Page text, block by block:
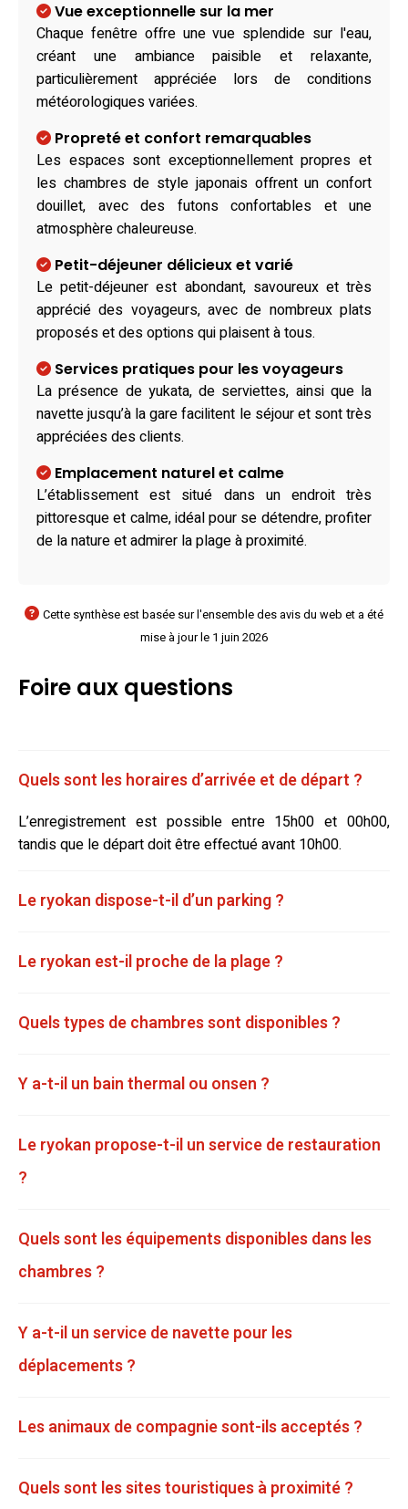
Vue exceptionnelle sur la mer
Chaque fenêtre offre une vue splendide sur l'eau,
créant une ambiance paisible et relaxante,
particulièrement appréciée lors de conditions
météorologiques variées.
Propreté et confort remarquables
Les espaces sont exceptionnellement propres et
les chambres de style japonais offrent un confort
douillet, avec des futons confortables et une
atmosphère chaleureuse.
Petit-déjeuner délicieux et varié
Le petit-déjeuner est abondant, savoureux et très
apprécié des voyageurs, avec de nombreux plats
proposés et des options qui plaisent à tous.
Services pratiques pour les voyageurs
La présence de yukata, de serviettes, ainsi que la
navette jusqu’à la gare facilitent le séjour et sont très
appréciées des clients.
Emplacement naturel et calme
L’établissement est situé dans un endroit très
pittoresque et calme, idéal pour se détendre, profiter
de la nature et admirer la plage à proximité.
Cette synthèse est basée sur l'ensemble des avis du web et a été
mise à jour le 1 juin 2026
Foire aux questions
Quels sont les horaires d’arrivée et de départ ?
L’enregistrement est possible entre 15h00 et 00h00,
tandis que le départ doit être effectué avant 10h00.
Le ryokan dispose-t-il d’un parking ?
Le ryokan est-il proche de la plage ?
Quels types de chambres sont disponibles ?
Y a-t-il un bain thermal ou onsen ?
Le ryokan propose-t-il un service de restauration
?
Quels sont les équipements disponibles dans les
chambres ?
Y a-t-il un service de navette pour les
déplacements ?
Les animaux de compagnie sont-ils acceptés ?
Quels sont les sites touristiques à proximité ?